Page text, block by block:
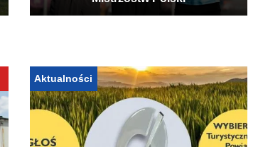
Mistrzostw Polski
Aktualności